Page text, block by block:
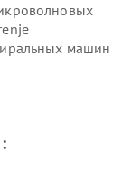
машин